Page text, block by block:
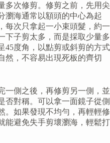
多次修剪。修剪之前，先用尖
瀏海通常以額頭的中心為起
每次只拿起一小束頭髮，約一
下子剪太多，而是採取少量多
45度角，以點剪或斜剪的方式
然，不容易出現死板的齊切
一側之後，再修剪另一側，並
否對稱。可以拿一面鏡子從側
。如果發現不均勻，再輕輕修
能避免失手剪壞瀏海，輕鬆打